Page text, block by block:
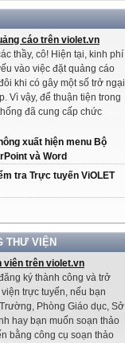
cáo trên violet.vn
thầy, cô! Hiện tại, kinh phí
vào việc đặt quảng cáo
khi có gây một số trở ngại
Vì vậy, để thuận tiện trong
đã cung cấp chức
xuất hiện menu Bộ
và Word
tra Trực tuyến ViOLET
THƯ VIỆN
viên trên violet.vn
ký thành công và trở
trực tuyến, nếu bạn
Phòng Giáo dục, Sở
hay bạn muốn soạn thảo
bằng công cụ soạn thảo